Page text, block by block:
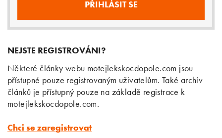
NEJSTE REGISTROVÁNI?
Některé články webu motejlekskocdopole.com jsou
přístupné pouze registrovaným uživatelům. Také archív
článků je přístupný pouze na základě registrace k
motejlekskocdopole.com.
Chci se zaregistrovat